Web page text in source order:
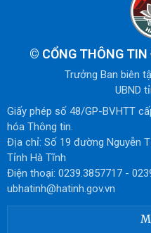
© CỔNG THÔNG
Trưởng Ban biên
UBND
Giấy phép số 48/GP-BVHTT
hóa Thông tin.
Địa chỉ: Số 19 đường Nguyễn
Tỉnh Hà Tĩnh
Điện thoại: 0239.3857717 -
ubhatinh@hatinh.gov.vn